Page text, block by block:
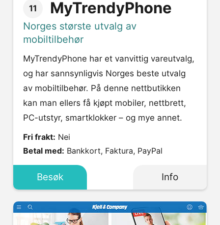
11 MyTrendyPhone
Norges største utvalg av
mobiltilbehør
MyTrendyPhone har et vanvittig vareutvalg,
og har sannsynligvis Norges beste utvalg
av mobiltilbehør. På denne nettbutikken
kan man ellers få kjøpt mobiler, nettbrett,
PC-utstyr, smartklokker – og mye annet.
Fri frakt: Nei
Betal med: Bankkort, Faktura, PayPal
Besøk Info